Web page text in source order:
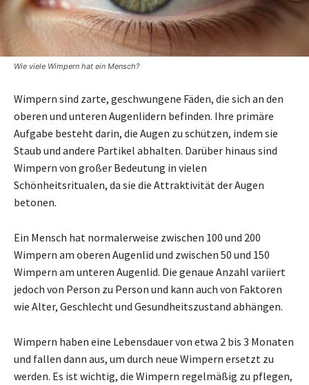
Wie viele Wimpern hat ein Mensch?
Wimpern sind zarte, geschwungene Fäden, die sich an den
oberen und unteren Augenlidern befinden. Ihre primäre
Aufgabe besteht darin, die Augen zu schützen, indem sie
Staub und andere Partikel abhalten. Darüber hinaus sind
Wimpern von großer Bedeutung in vielen
Schönheitsritualen, da sie die Attraktivität der Augen
betonen.
Ein Mensch hat normalerweise zwischen 100 und 200
Wimpern am oberen Augenlid und zwischen 50 und 150
Wimpern am unteren Augenlid. Die genaue Anzahl variiert
jedoch von Person zu Person und kann auch von Faktoren
wie Alter, Geschlecht und Gesundheitszustand abhängen.
Wimpern haben eine Lebensdauer von etwa 2 bis 3 Monaten
und fallen dann aus, um durch neue Wimpern ersetzt zu
werden. Es ist wichtig, die Wimpern regelmäßig zu pflegen,